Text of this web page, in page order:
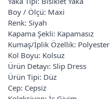
Boy / Ölçü: Maxi
Renk: Siyah
Kapama Şekli: Kapamasız
Kumaş/İplik Özellik: Polyester
Kol Boyu: Kolsuz
Ürün Detayı: Slip Dress
Ürün Tipi: Düz
Cep: Cepsiz